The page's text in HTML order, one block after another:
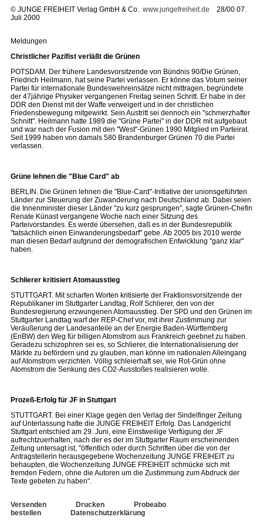
© JUNGE FREIHEIT Verlag GmbH & Co. www.jungefreiheit.de 28/00 07.
Juli 2000
Meldungen
Christlicher Pazifist verläßt die Grünen
POTSDAM. Der frühere Landesvorsitzende von Bündnis 90/Die Grünen,
Friedrich Heilmann, hat seine Partei verlassen. Er könne das Votum seiner
Partei für internationale Bundeswehreinsätze nicht mittragen, begründete
der 47jährige Physiker vergangenen Freitag seinen Schritt. Er habe in der
DDR den Dienst mit der Waffe verweigert und in der christlichen
Friedensbewegung mitgewirkt. Sein Austritt sei dennoch ein "schmerzhafter
Schnitt". Heilmann hatte 1989 die "Grüne Partei" in der DDR mit aufgebaut
und war nach der Fusion mit den "West"-Grünen 1990 Mitglied im Parteirat.
Seit 1999 haben von damals 580 Brandenburger Grünen 70 die Partei
verlassen.
Grüne lehnen die "Blue Card" ab
BERLIN. Die Grünen lehnen die "Blue-Card"-Initiative der unionsgeführten
Länder zur Steuerung der Zuwanderung nach Deutschland ab. Dabei seien
die Innenminister dieser Länder "zu kurz gesprungen", sagte Grünen-Chefin
Renate Künast vergangene Woche nach einer Sitzung des
Parteivorstandes. Es werde übersehen, daß es in der Bundesrepublik
"tatsächlich einen Einwanderungsbedarf" gebe. Ab 2005 bis 2010 werde
man diesen Bedarf aufgrund der demografischen Entwicklung "ganz klar"
haben.
Schlierer kritisiert Atomausstieg
STUTTGART. Mit scharfen Worten kritisierte der Fraktionsvorsitzende der
Republikaner im Stuttgarter Landtag, Rolf Schlierer, den von der
Bundesregierung erzwungenen Atomausstieg. Der SPD und den Grünen im
Stuttgarter Landtag warf der REP-Chef vor, mit ihrer Zustimmung zur
Veräußerung der Landesanteile an der Energie Baden-Württemberg
(EnBW) den Weg für billigen Atomstrom aus Frankreich geebnet zu haben.
Geradezu schizophren sei es, so Schlierer, die Internationalisierung der
Märkte zu befördern und zu glauben, man könne im nationalen Alleingang
auf Atomstrom verzichten. Völlig schleierhaft sei, wie Rot-Grün ohne
Atomstrom die Senkung des CO2-Ausstoßes realisieren wolle.
Prozeß-Erfolg für JF in Stuttgart
STUTTGART. Bei einer Klage gegen den Verlag der Sindelfinger Zeitung
auf Unterlassung hatte die JUNGE FREIHEIT Erfolg. Das Landgericht
Stuttgart entschied am 29. Juni, eine Einstweilige Verfügung der JF
aufrechtzuerhalten, nach der es der im Stuttgarter Raum erscheinenden
Zeitung untersagt ist, "öffentlich oder durch Schriften über die von der
Antragstellerin herausgegebene Wochenzeitung JUNGE FREIHEIT zu
behaupten, die Wochenzeitung JUNGE FREIHEIT schmücke sich mit
fremden Federn, ohne die Autoren um die Zustimmung zum Abdruck der
Texte gebeten zu haben".
Versenden Drucken
Probeabo
bestellen
Datenschutzerklärung